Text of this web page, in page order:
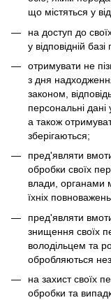
що містяться у
на доступ до
у відповідній
отримувати не
з дня
законом,
персональні дані
а також
зберігаються;
пред'являти
обробки своїх
влади, органами
їхніх
пред'являти
знищення своїх
володільцем та
обробляються
на захист своїх
обробки та